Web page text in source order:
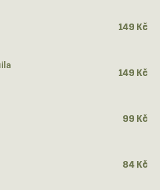
149 Kč
149 Kč
99 Kč
84 Kč